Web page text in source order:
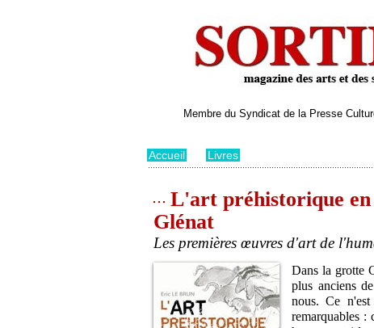
Membre du Syndicat de la Presse
Accueil Livres
L'art préhistorique
Glénat
Les premières œuvres d'art de
Dans la grotte
plus anciens
nous. Ce
remarquables :